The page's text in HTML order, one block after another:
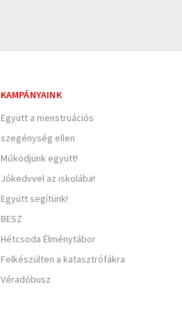
KAMPÁNYAINK
Együtt a menstruációs
szegénység ellen
Működjünk együtt!
Jókedvvel az iskolába!
Együtt segítünk!
BESZ
Hétcsoda Élménytábor
Felkészülten a katasztrófákra
Véradóbusz